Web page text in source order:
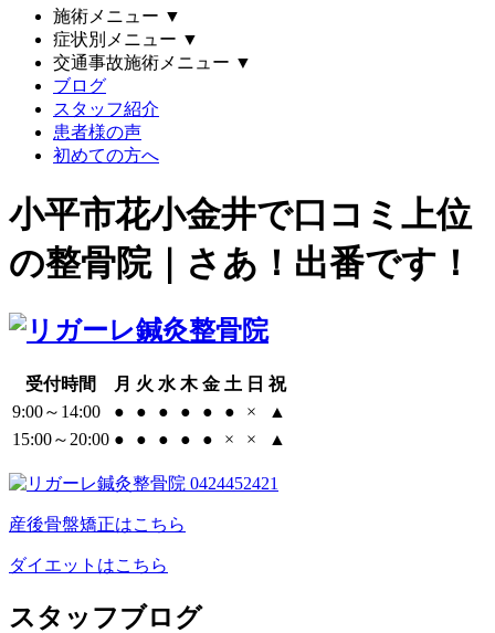
施術メニュー ▼
症状別メニュー ▼
交通事故施術メニュー ▼
ブログ
スタッフ紹介
患者様の声
初めての方へ
小平市花小金井で口コミ上位
の整骨院｜さあ！出番です！
受付時間 月 火 水 木 金 土 日 祝
9:00～14:00
● ● ● ● ● ● ×
▲
15:00～20:00 ● ● ● ● ● × × ▲
産後骨盤矯正はこちら
ダイエットはこちら
スタッフブログ